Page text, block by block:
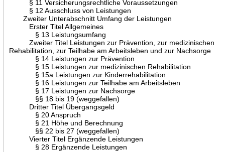
§ 11 Versicherungsrechtliche Voraussetzungen
§ 12 Ausschluss von Leistungen
Zweiter Unterabschnitt Umfang der Leistungen
Erster Titel Allgemeines
§ 13 Leistungsumfang
Zweiter Titel Leistungen zur Prävention, zur medizinischen
Rehabilitation, zur Teilhabe am Arbeitsleben und zur Nachsorge
§ 14 Leistungen zur Prävention
§ 15 Leistungen zur medizinischen Rehabilitation
§ 15a Leistungen zur Kinderrehabilitation
§ 16 Leistungen zur Teilhabe am Arbeitsleben
§ 17 Leistungen zur Nachsorge
§§ 18 bis 19 (weggefallen)
Dritter Titel Übergangsgeld
§ 20 Anspruch
§ 21 Höhe und Berechnung
§§ 22 bis 27 (weggefallen)
Vierter Titel Ergänzende Leistungen
§ 28 Ergänzende Leistungen